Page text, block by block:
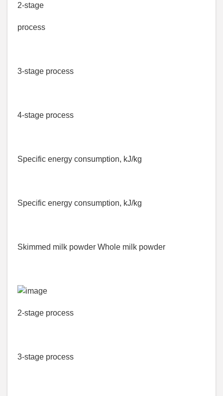
2-stage
process
3-stage process
4-stage process
Specific energy consumption, kJ/kg
Specific energy consumption, kJ/kg
Skimmed milk powder Whole milk powder
2-stage process
3-stage process